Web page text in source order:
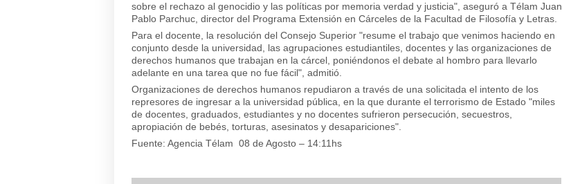
sobre el rechazo al genocidio y las políticas por memoria verdad y justicia", aseguró a Télam Juan
Pablo Parchuc, director del Programa Extensión en Cárceles de la Facultad de Filosofía y Letras.
Para el docente, la resolución del Consejo Superior "resume el trabajo que venimos haciendo en
conjunto desde la universidad, las agrupaciones estudiantiles, docentes y las organizaciones de
derechos humanos que trabajan en la cárcel, poniéndonos el debate al hombro para llevarlo
adelante en una tarea que no fue fácil", admitió.
Organizaciones de derechos humanos repudiaron a través de una solicitada el intento de los
represores de ingresar a la universidad pública, en la que durante el terrorismo de Estado "miles
de docentes, graduados, estudiantes y no docentes sufrieron persecución, secuestros,
apropiación de bebés, torturas, asesinatos y desapariciones".
Fuente: Agencia Télam 08 de Agosto – 14:11hs